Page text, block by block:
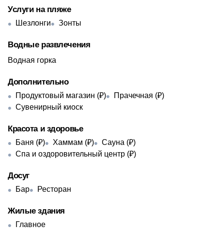
Услуги на пляже
Шезлонги Зонты
Водные развлечения
Водная горка
Дополнительно
Продуктовый магазин (₽)
Прачечная (₽)
Сувенирный киоск
Красота и здоровье
Баня (₽) Хаммам (₽)
Сауна (₽)
Спа и оздоровительный центр (₽)
Досуг
Бар Ресторан
Жилые здания
Главное